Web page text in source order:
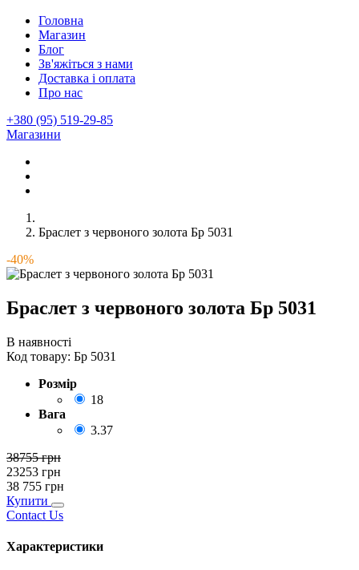
Головна
Магазин
Блог
Зв'яжіться з нами
Доставка і оплата
Про нас
+380 (95) 519-29-85
Магазини
Браслет з червоного золота Бр 5031
-40%
Браслет з червоного золота Бр 5031
В наявності
Код товару: Бр 5031
Розмір
18
Вага
3.37
38755грн
23253 грн
38 755 грн
Купити
Contact Us
Характеристики